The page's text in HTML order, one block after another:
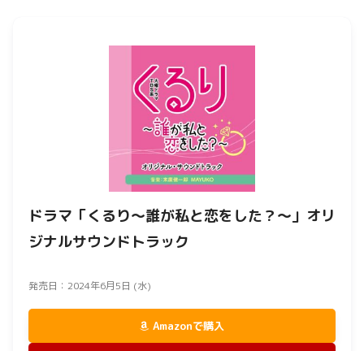
ドラマ「くるり〜誰が私と恋をした？〜」オリ
ジナルサウンドトラック
発売日：2024年6月5日 (水)
Amazonで購入